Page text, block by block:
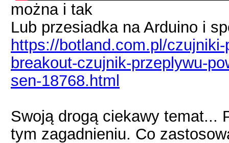
można i tak
Lub przesiadka na Arduino i
https://botland.com.pl/
breakout-czujnik-przeplywu-
sen-18768.html
Swoją drogą ciekawy temat...
tym zagadnieniu. Co